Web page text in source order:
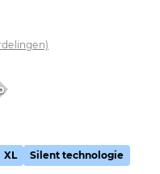
XL Silent technologie